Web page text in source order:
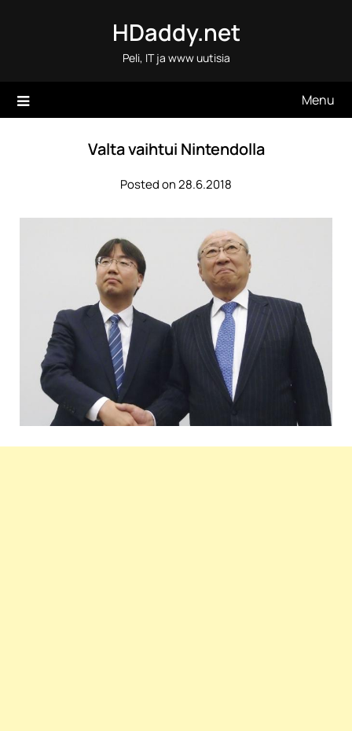
HDaddy.net
Peli, IT ja www uutisia
Menu
Valta vaihtui Nintendolla
Posted on 28.6.2018